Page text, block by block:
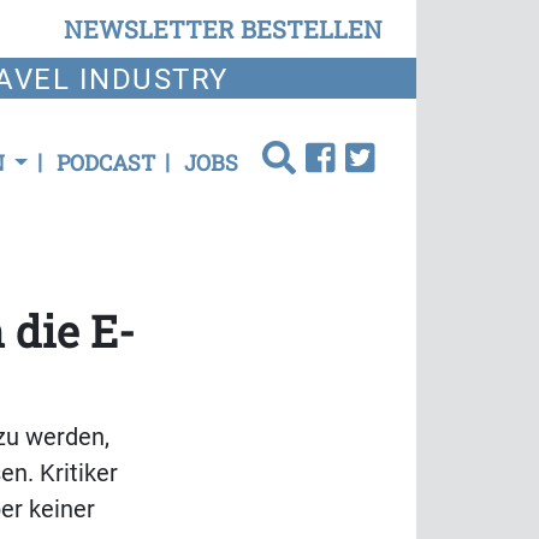
NEWSLETTER BESTELLEN
INDUSTRY
PODCAST JOBS
die E-
werden,
Kritiker
keiner